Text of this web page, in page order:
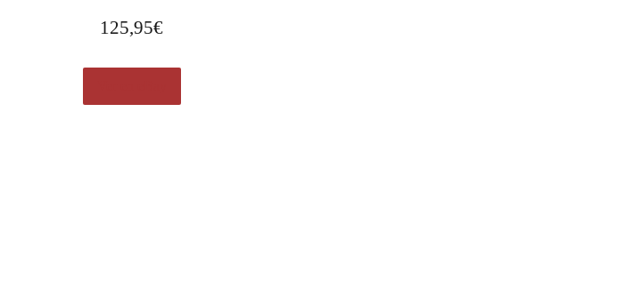
125,95€